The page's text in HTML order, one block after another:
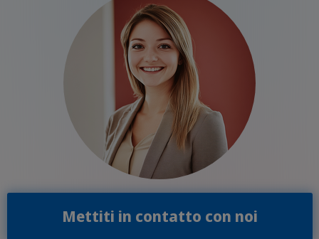
Mettiti in contatto con noi